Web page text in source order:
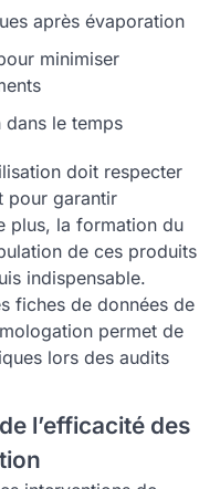
après évaporation
minimiser
le temps
doit respecter
pour garantir
plus, la formation du
de ces produits
indispensable.
fiches de données de
permet de
lors des audits
l’efficacité des